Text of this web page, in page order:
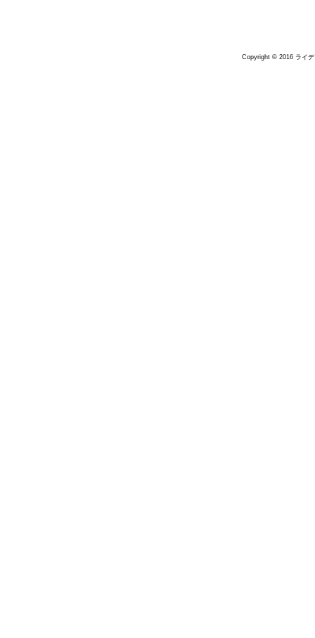
Copyright © 2016 ライ